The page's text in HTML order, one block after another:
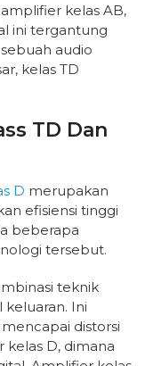
kelas AB,
ini tergantung
audio
kelas TD
TD Dan
D merupakan
efisiensi tinggi
beberapa
tersebut.
teknik
Ini
distorsi
D, dimana